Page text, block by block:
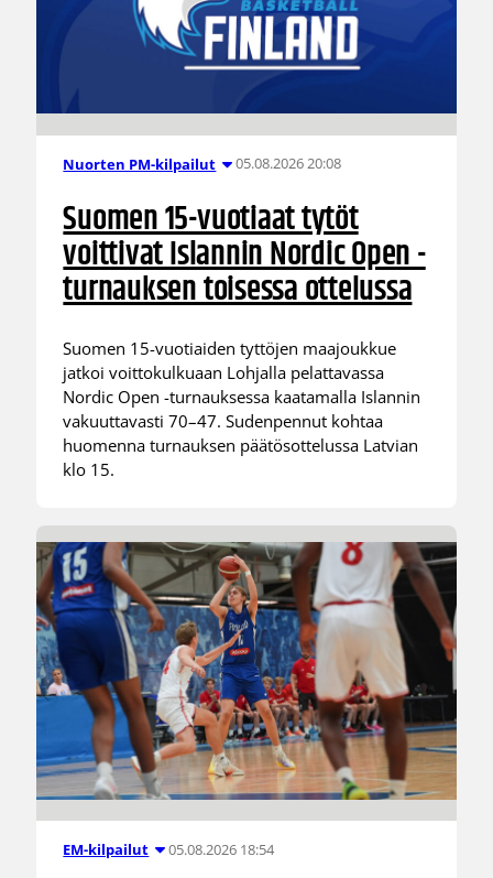
Nuorten PM-kilpailut 05.08.2026 20:08
Suomen 15-vuotiaat tytöt
voittivat Islannin Nordic Open -
turnauksen toisessa ottelussa
Suomen 15-vuotiaiden tyttöjen maajoukkue
jatkoi voittokulkuaan Lohjalla pelattavassa
Nordic Open -turnauksessa kaatamalla Islannin
vakuuttavasti 70–47. Sudenpennut kohtaa
huomenna turnauksen päätösottelussa Latvian
klo 15.
EM-kilpailut 05.08.2026 18:54